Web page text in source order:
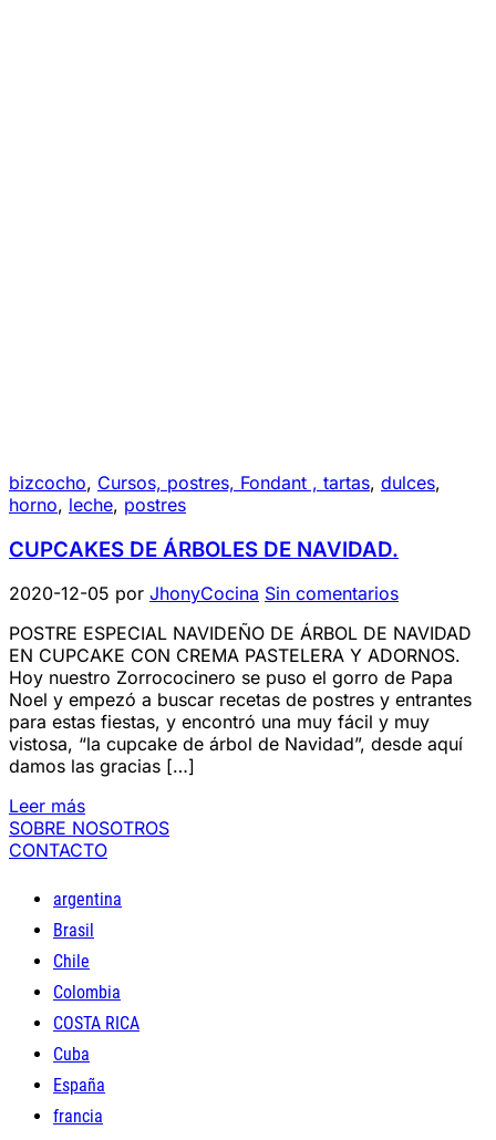
bizcocho, Cursos, postres, Fondant , tartas, dulces,
horno, leche, postres
CUPCAKES DE ÁRBOLES DE NAVIDAD.
2020-12-05 por JhonyCocina Sin comentarios
POSTRE ESPECIAL NAVIDEÑO DE ÁRBOL DE NAVIDAD
EN CUPCAKE CON CREMA PASTELERA Y ADORNOS.
Hoy nuestro Zorrococinero se puso el gorro de Papa
Noel y empezó a buscar recetas de postres y entrantes
para estas fiestas, y encontró una muy fácil y muy
vistosa, “la cupcake de árbol de Navidad”, desde aquí
damos las gracias […]
Leer más
SOBRE NOSOTROS
CONTACTO
argentina
Brasil
Chile
Colombia
COSTA RICA
Cuba
España
francia